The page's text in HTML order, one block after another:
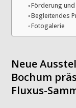
Förderung
Begleitendes
Fotogalerie
Neue
Bochum
Fluxus-